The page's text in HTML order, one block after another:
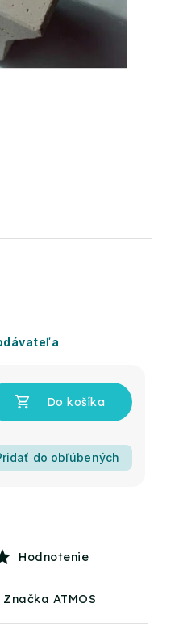
do obľúbených
Hodnotenie
Značka ATMOS